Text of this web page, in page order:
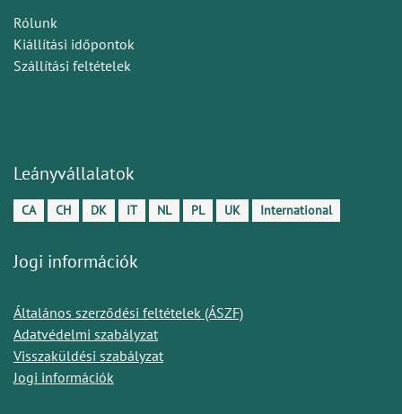
Rólunk
Kiállítási időpontok
Szállítási feltételek
Leányvállalatok
CA CH DK IT NL PL UK International
Jogi információk
Általános szerződési feltételek (ÁSZF)
Adatvédelmi szabályzat
Visszaküldési szabályzat
Jogi információk